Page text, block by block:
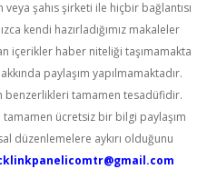
şahıs şirketi ile hiçbir bağlantısı
kendi hazırladığımız makaleler
içerikler haber niteliği taşımamakta
paylaşım yapılmamaktadır.
benzerlikleri tamamen tesadüfidir.
tamamen ücretsiz bir bilgi paylaşım
düzenlemelere aykırı olduğunu